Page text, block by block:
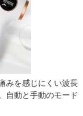
みを感じにくい波長
自動と手動のモード